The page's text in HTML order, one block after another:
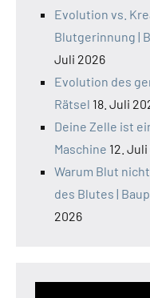
Evolution vs.
Blutgerinnung |
Juli 2026
Evolution des
Rätsel 18. Juli
Deine Zelle ist
Maschine 12.
Warum Blut
des Blutes |
2026